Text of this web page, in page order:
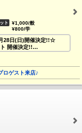
ト
¥1,000/般
¥800/学
28日(日)開催決定!!☆
開催決定!!
泉由希子プロが来店!!
♪♪
ロゲスト来店♪